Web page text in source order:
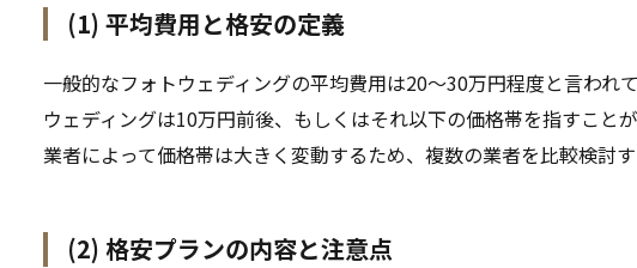
(1) 平均費用と格安の定義
一般的なフォトウェディングの平均費用は20～30万円程度と言われ
ウェディングは10万円前後、もしくはそれ以下の価格帯を指すこと
業者によって価格帯は大きく変動するため、複数の業者を比較検討す
(2) 格安プランの内容と注意点